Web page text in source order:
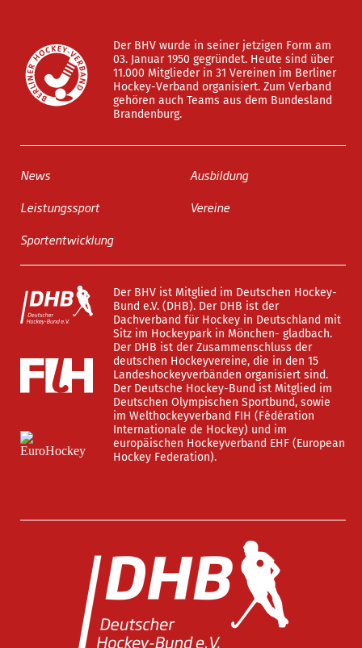
Der BHV wurde in seiner jetzigen Form am
03. Januar 1950 gegründet. Heute sind über
11.000 Mitglieder in 31 Vereinen im Berliner
Hockey-Verband organisiert. Zum Verband
gehören auch Teams aus dem Bundesland
Brandenburg.
News
Leistungssport
Sportentwicklung
Ausbildung
Vereine
Der BHV ist Mitglied im Deutschen Hockey-
Bund e.V. (DHB). Der DHB ist der
Dachverband für Hockey in Deutschland mit
Sitz im Hockeypark in Mönchen- gladbach.
Der DHB ist der Zusammenschluss der
deutschen Hockeyvereine, die in den 15
Landeshockeyverbänden organisiert sind.
Der Deutsche Hockey-Bund ist Mitglied im
Deutschen Olympischen Sportbund, sowie
im Welthockeyverband FIH (Fédération
Internationale de Hockey) und im
europäischen Hockeyverband EHF (European
Hockey Federation).